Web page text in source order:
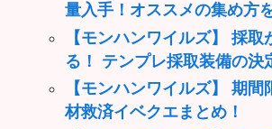
量入手！オススメの集め方
【モンハンワイルズ】 採取
る！ テンプレ採取装備の決
【モンハンワイルズ】 期
材救済イベクエまとめ！